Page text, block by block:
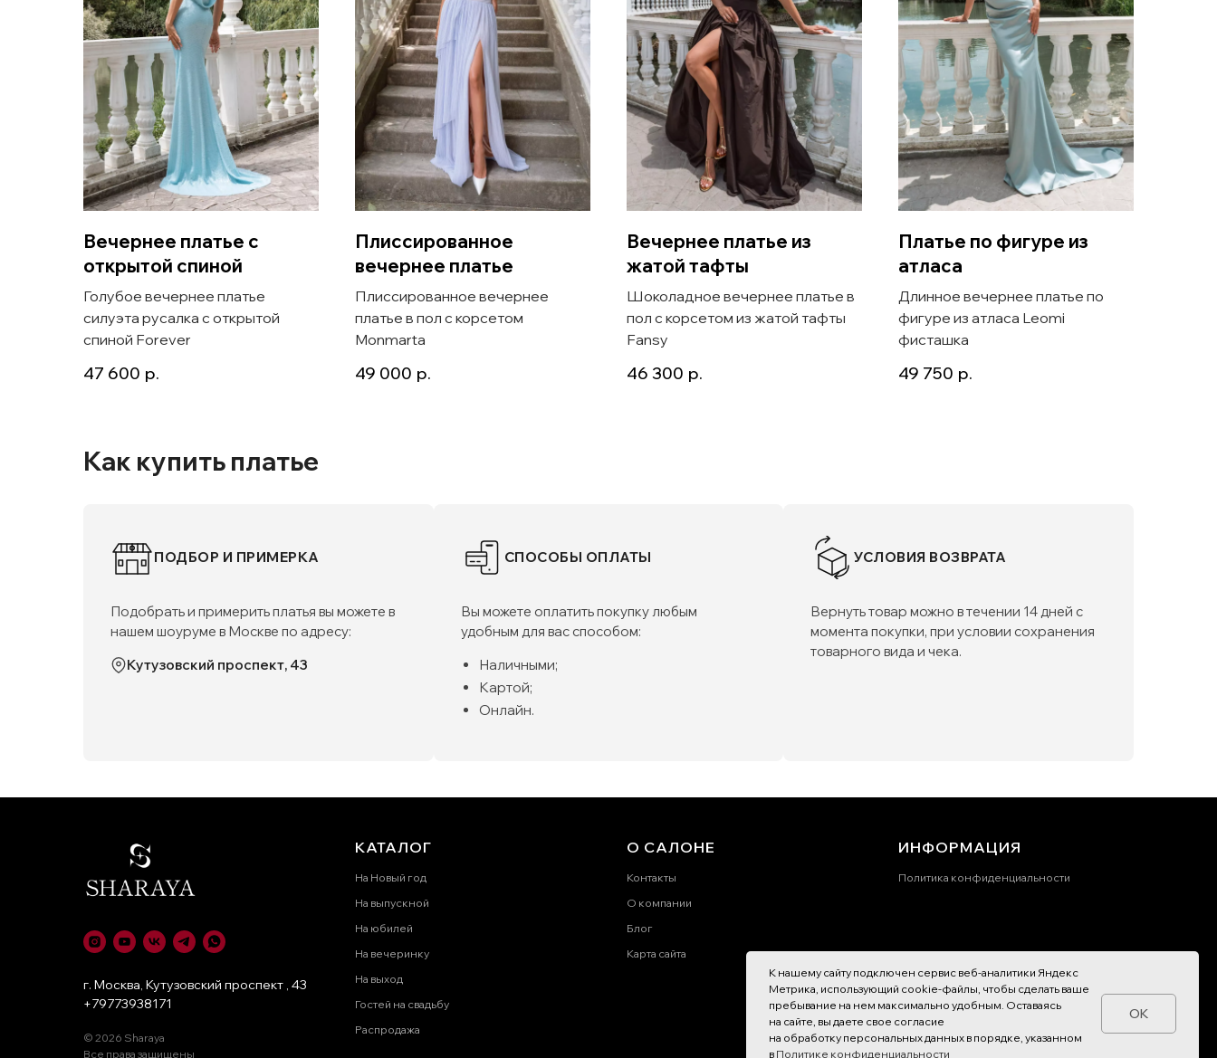
К нашему сайту подключен сервис веб-аналитики Яндекс
Метрика, использующий cookie-файлы, чтобы сделать ваше
пребывание на нем максимально удобным. Оставаясь
на сайте, вы даете свое согласие
на обработку персональных данных в порядке, указанном
в Политике конфиденциальности
OK
Вечернее платье с
открытой спиной
Голубое вечернее платье
силуэта русалка с открытой
спиной Forever
47 600 р.
Плиссированное
вечернее платье
Плиссированное вечернее
платье в пол с корсетом
Monmarta
49 000 р.
Вечернее платье из
жатой тафты
Шоколадное вечернее платье в
пол с корсетом из жатой тафты
Fansy
46 300 р.
Платье по фигуре из
атласа
Длинное вечернее платье по
фигуре из атласа Leomi
фисташка
49 750 р.
Как купить платье
ПОДБОР И ПРИМЕРКА
Подобрать и примерить платья вы можете в
нашем шоуруме в Москве по адресу:
Кутузовский проспект, 43
СПОСОБЫ ОПЛАТЫ
Вы можете оплатить покупку любым
удобным для вас способом:
Наличными;
Картой;
Онлайн.
УСЛОВИЯ ВОЗВРАТА
Вернуть товар можно в течении 14 дней с
момента покупки, при условии сохранения
товарного вида и чека.
г. Москва, Кутузовский проспект , 43
+79773938171
© 2026 Sharaya
Все права защищены
КАТАЛОГ
На Новый год
На выпускной
На юбилей
На вечеринку
На выход
Гостей на свадьбу
Распродажа
О САЛОНЕ
Контакты
О компании
Блог
Карта сайта
ИНФОРМАЦИЯ
Политика конфиденциальности
признана экстремистской организацией)
Разработка сайта